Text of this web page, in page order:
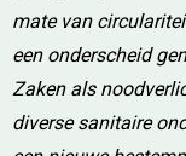
mate van
een onderscheid
Zaken als
diverse sanitaire